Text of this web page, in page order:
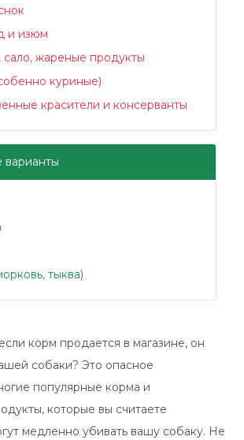
и изюм
сало, жареные продукты
куриные)
красители и консерванты
варианты
тыква)
корм продается в магазине, он
собаки? Это опасное
популярные корма и
которые вы считаете
медленно убивать вашу собаку. Не